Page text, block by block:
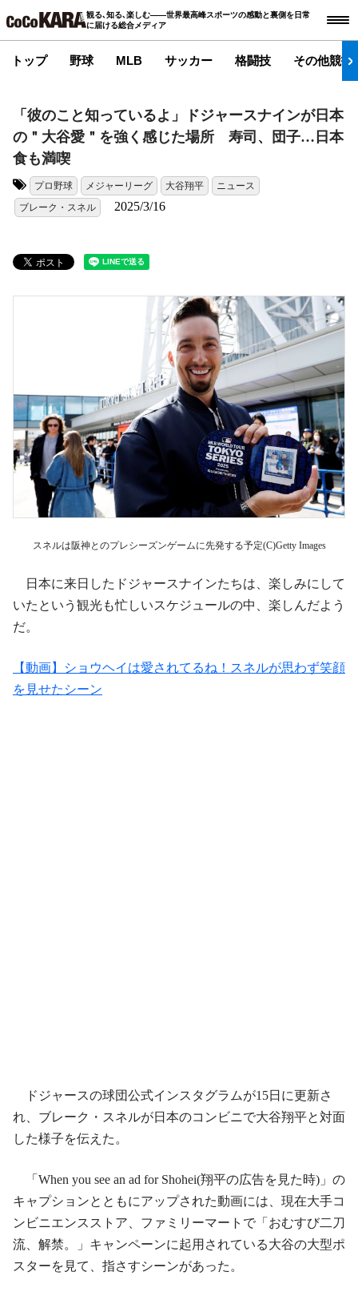
観る､知る､楽しむ――世界最高峰スポーツの感動と裏側を日常
に届ける総合メディア
トップ 野球 MLB サッカー 格闘技 その他競技
「彼のこと知っているよ」ドジャースナインが日本
の＂大谷愛＂を強く感じた場所 寿司、団子…日本
食も満喫
プロ野球 メジャーリーグ 大谷翔平
ニュース
ブレーク・スネル
2025/3/16
スネルは阪神とのプレシーズンゲームに先発する予定(C)Getty Images
日本に来日したドジャースナインたちは、楽しみにして
いたという観光も忙しいスケジュールの中、楽しんだよう
だ。
【動画】ショウヘイは愛されてるね！スネルが思わず笑顔
を見せたシーン
ドジャースの球団公式インスタグラムが15日に更新さ
れ、ブレーク・スネルが日本のコンビニで大谷翔平と対面
した様子を伝えた。
「When you see an ad for Shohei(翔平の広告を見た時)」の
キャプションとともにアップされた動画には、現在大手コ
ンビニエンスストア、ファミリーマートで「おむすび二刀
流、解禁。」キャンペーンに起用されている大谷の大型ポ
スターを見て、指さすシーンがあった。